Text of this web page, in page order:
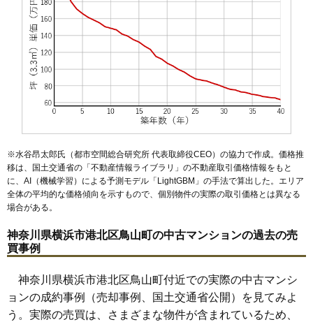
相場 2,190万円～2,390万円
(34.8万円/㎡~37.9万円/㎡)
マンションナビで
無料一括査定をする
※水谷昂太郎氏（都市空間総合研究所 代表取締役CEO）の協力で作成。価格推
移は、国土交通省の「 不動産情報ライブラリ 」の不動産取引価格情報をもと
に、AI（機械学習）による予測モデル「LightGBM」の手法で算出した。エリア
全体の平均的な価格傾向を示すもので、個別物件の実際の取引価格とは異なる
場合がある。
神奈川県横浜市港北区鳥山町の中古マンションの過去の売
買事例
神奈川県横浜市港北区鳥山町付近での実際の中古マンシ
ョンの成約事例（売却事例、国土交通省公開）を見てみよ
う。実際の売買は、さまざまな物件が含まれているため、